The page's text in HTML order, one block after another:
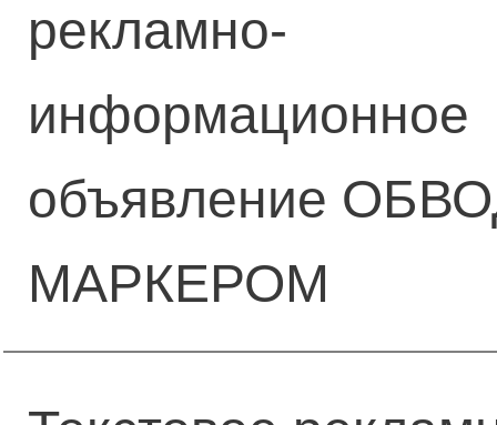
рекламно-
информационное
объявление
МАРКЕРОМ